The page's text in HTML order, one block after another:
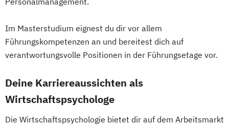
Im Masterstudium eignest du dir vor allem
Führungskompetenzen an und bereitest dich auf
verantwortungsvolle Positionen in der Führungsetage vor.
Deine Karriereaussichten als
Wirtschaftspsychologe
Die Wirtschaftspsychologie bietet dir auf dem Arbeitsmarkt